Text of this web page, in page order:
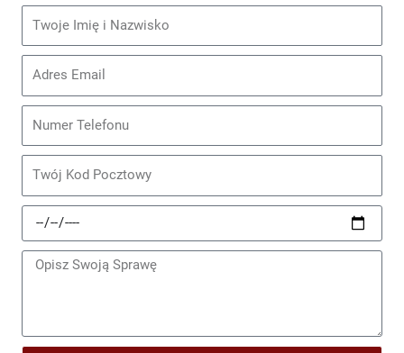
nazwisko
Email
Kod
Pocztowy
Data
Zdarzenia
Wiadomość